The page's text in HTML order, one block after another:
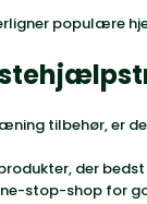
populære
tilbehør, er
der
stop-shop for